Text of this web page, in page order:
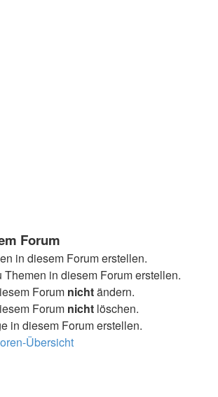
Forum
in diesem Forum erstellen.
Themen in diesem Forum erstellen.
Forum nichtändern.
Forum nicht löschen.
in diesem Forum erstellen.
Übersicht